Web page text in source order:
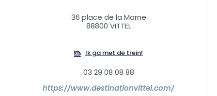
36 place de la Marne
88800 VITTEL
Ik ga met de trein!
03 29 08 08 88
https://www.destinationvittel.com/